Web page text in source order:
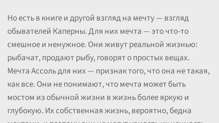
Но есть в книге и другой взгляд на мечту — взгляд
обывателей Каперны. Для них мечта — это что-то
смешное и ненужное. Они живут реальной жизнью:
рыбачат, продают рыбу, говорят о простых вещах.
Мечта Ассоль для них — признак того, что она не такая,
как все. Они не понимают, что мечта может быть
мостом из обычной жизни в жизнь более яркую и
глубокую. Их собственная жизнь, вероятно, бедна